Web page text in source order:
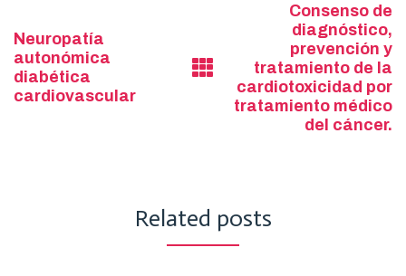
navigation
Neuropatía
autonómica
diabética
cardiovascular
Consenso de
diagnóstico,
prevención y
tratamiento de la
cardiotoxicidad por
tratamiento médico
del cáncer.
Related posts